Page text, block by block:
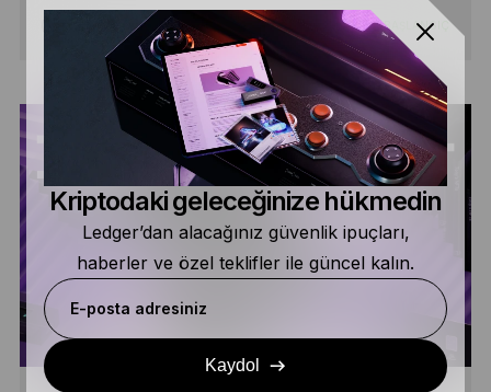
BAŞLANGIÇ
Kriptodaki geleceğinize hükmedin
Ledger’dan alacağınız güvenlik ipuçları,
haberler ve özel teklifler ile güncel kalın.
E-posta adresiniz
Kaydol